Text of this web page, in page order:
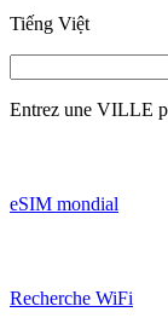
Tiếng Việt
Entrez une VILLE
eSIM mondial
Recherche WiFi